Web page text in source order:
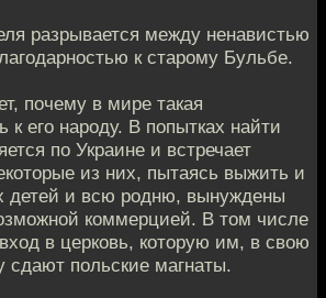
разрывается между ненавистью
к старому Бульбе.
почему в мире такая
к его народу. В попытках найти
по Украине и встречает
из них, пытаясь выжить и
детей и всю родню, вынуждены
коммерцией. В том числе
в церковь, которую им, в свою
сдают польские магнаты.